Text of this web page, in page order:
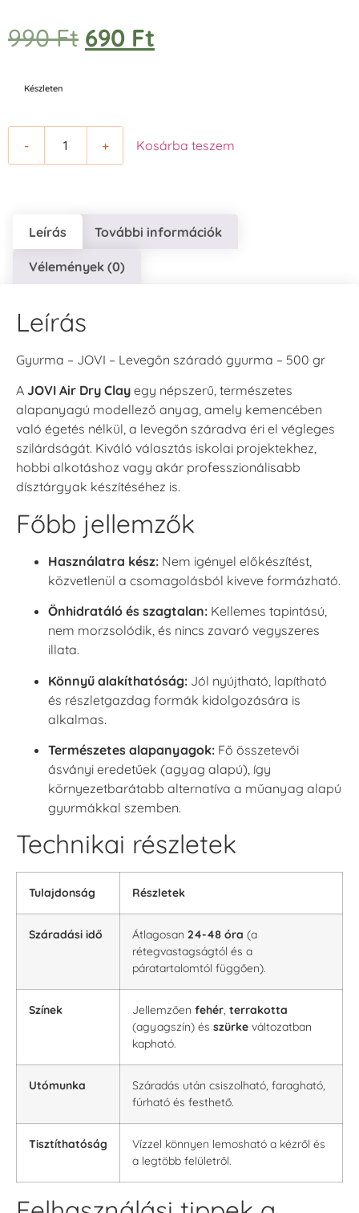
990Ft 690 Ft
Készleten
- + Kosárba teszem
Leírás További információk
Vélemények (0)
Leírás
Gyurma – JOVI – Levegőn száradó gyurma – 500 gr
A JOVI Air Dry Clay egy népszerű, természetes
alapanyagú modellező anyag, amely kemencében
való égetés nélkül, a levegőn száradva éri el végleges
szilárdságát. Kiváló választás iskolai projektekhez,
hobbi alkotáshoz vagy akár professzionálisabb
dísztárgyak készítéséhez is.
Főbb jellemzők
Használatra kész: Nem igényel előkészítést,
közvetlenül a csomagolásból kiveve formázható.
Önhidratáló és szagtalan: Kellemes tapintású,
nem morzsolódik, és nincs zavaró vegyszeres
illata.
Könnyű alakíthatóság: Jól nyújtható, lapítható
és részletgazdag formák kidolgozására is
alkalmas.
Természetes alapanyagok: Fő összetevői
ásványi eredetűek (agyag alapú), így
környezetbarátabb alternatíva a műanyag alapú
gyurmákkal szemben.
Technikai részletek
Tulajdonság Részletek
Száradási idő Átlagosan 24-48 óra (a
rétegvastagságtól és a
páratartalomtól függően).
Színek Jellemzően fehér, terrakotta
(agyagszín) és szürke változatban
kapható.
Utómunka
Száradás után csiszolható, faragható,
fúrható és festhető.
Tisztíthatóság
Vízzel könnyen lemosható a kézről és
a legtöbb felületről.